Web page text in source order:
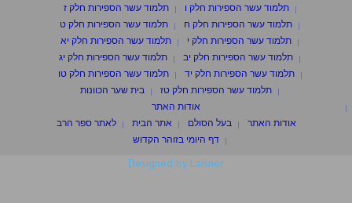
תלמוד עשר הספירות חלק ו
תלמוד עשר הספירות חלק ז
תלמוד עשר הספירות חלק ח
תלמוד עשר הספירות חלק ט
תלמוד עשר הספירות חלק י
תלמוד עשר הספירות חלק יא
תלמוד עשר הספירות חלק יב
תלמוד עשר הספירות חלק יג
תלמוד עשר הספירות חלק יד
תלמוד עשר הספירות חלק טו
תלמוד עשר הספירות חלק טז
בית שער הכוונות
אודות האתר
אודות האתר
בעל הסולם אתר הבית
לאתר ספר הרב
דף היומי בזוהר הקדוש
Designed by Laisner